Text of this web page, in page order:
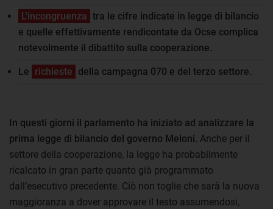
L'incongruenza tra le cifre indicate in legge di bilancio
e quelle effettivamente rendicontate da Ocse complica
notevolmente il dibattito sulla cooperazione.
Le richieste della campagna 070 e del terzo settore.
In questi giorni il parlamento ha iniziato ad analizzare la
prima legge di bilancio del governo Meloni. Anche per il
settore della cooperazione, la legge ha probabilmente
ricalcato in gran parte quanto già programmato
dall’esecutivo precedente. Ciò non toglie che sarà la nuova
maggioranza a dover approvare il testo assumendosi,